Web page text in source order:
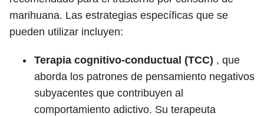
marihuana. Las estrategias específicas que se
pueden utilizar incluyen:
Terapia cognitivo-conductual (TCC) , que
aborda los patrones de pensamiento negativos
subyacentes que contribuyen al
comportamiento adictivo. Su terapeuta